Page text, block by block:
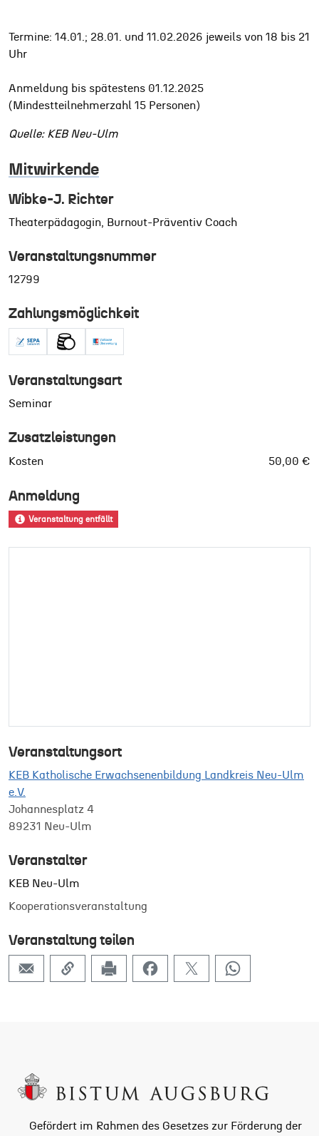
Termine: 14.01.; 28.01. und 11.02.2026 jeweils von 18 bis 21
Uhr
Anmeldung bis spätestens 01.12.2025
(Mindestteilnehmerzahl 15 Personen)
Quelle: KEB Neu-Ulm
Mitwirkende
Wibke-J. Richter
Theaterpädagogin, Burnout-Präventiv Coach
Veranstaltungsnummer
12799
Zahlungsmöglichkeit
Veranstaltungsart
Seminar
Zusatzleistungen
Kosten 50,00 €
Anmeldung
Veranstaltung entfällt
Veranstaltungsort
KEB Katholische Erwachsenenbildung Landkreis Neu-Ulm
e.V.
Johannesplatz 4
89231 Neu-Ulm
Veranstalter
KEB Neu-Ulm
Kooperationsveranstaltung
Veranstaltung teilen
Gefördert im Rahmen des Gesetzes zur Förderung der